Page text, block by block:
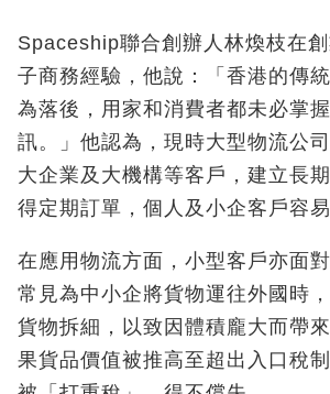
Spaceship聯合創辦人林煥枝在
子商務經驗，他說：「香港的傳
為落後，用家和消費者都未必掌
訊。」他認為，現時大型物流公
大企業及大機構等客戶，建立長
得定期訂單，個人及小企客戶容易
在應用物流方面，小型客戶亦面
常見為中小企將貨物運往外國時
貨物拆細，以致因體積龐大而帶
果貨品價值被推高至超出入口稅